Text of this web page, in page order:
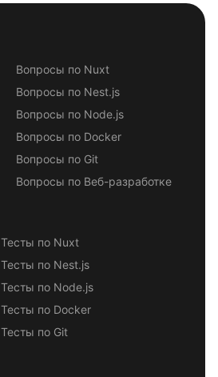
Вопросы по Nuxt
Вопросы по Nest.js
Вопросы по Node.js
Вопросы по Docker
Вопросы по Git
Вопросы по Веб-разработке
Тесты по Nuxt
Тесты по Nest.js
Тесты по Node.js
Тесты по Docker
Тесты по Git